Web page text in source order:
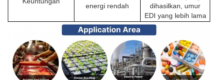
energi rendah
dihasilkan, umur
EDI yang lebih lama